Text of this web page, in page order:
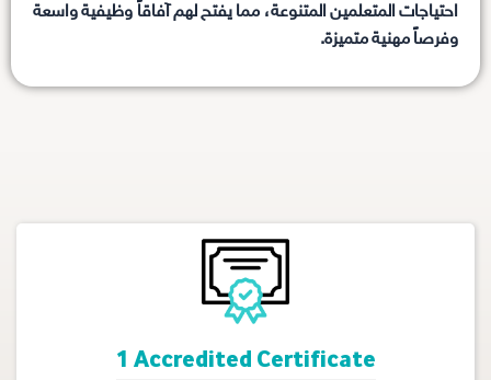
احتياجات المتعلمين المتنوعة، مما يفتح لهم آفاقاً وظيفية واسعة
وفرصاً مهنية متميزة.
1 Accredited Certificate